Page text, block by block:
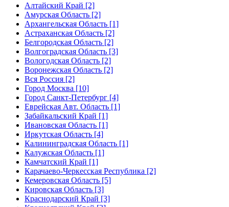
Алтайский Край [2]
Амурская Область [2]
Архангельская Область [1]
Астраханская Область [2]
Белгородская Область [2]
Волгоградская Область [3]
Вологодская Область [2]
Воронежская Область [2]
Вся Россия [2]
Город Москва [10]
Город Санкт-Петербург [4]
Еврейская Авт. Область [1]
Забайкальский Край [1]
Ивановская Область [1]
Иркутская Область [4]
Калининградская Область [1]
Калужская Область [1]
Камчатский Край [1]
Карачаево-Черкесская Республика [2]
Кемеровская Область [5]
Кировская Область [3]
Краснодарский Край [3]